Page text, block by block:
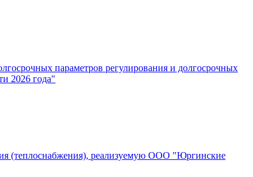
параметров регулирования и долгосрочных
2026 года"
(теплоснабжения), реализуемую ООО "Юргинские